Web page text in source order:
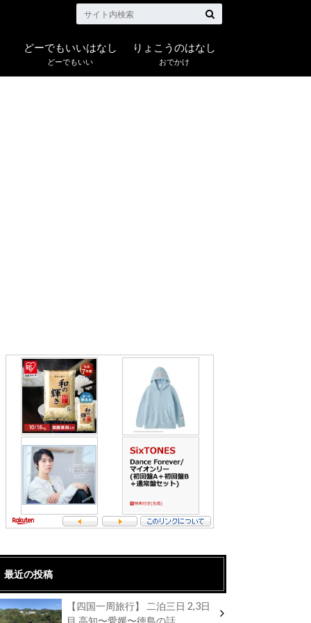
どーでもいい
どーでもいいはなし
おでかけ
りょこうのはなし
最近の投稿
【四国一周旅行】 二泊三日 2,3日